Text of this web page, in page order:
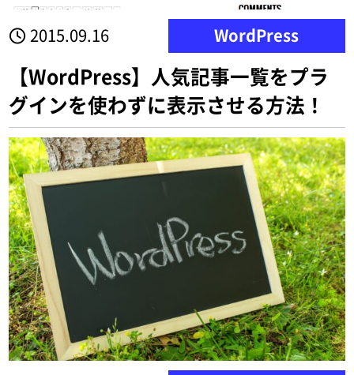
2015.09.16 WordPress
【WordPress】人気記事一覧をプラ
グインを使わずに表示させる方法！